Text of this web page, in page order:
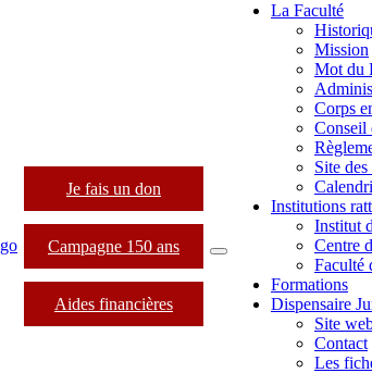
Je fais un don
Campagne 150 ans
Aides financières
La Faculté
Mission
Mot du
Corps
Conseil
Site
Institutions
Institut
Centre
Faculté
Formations
Dispensaire
Site
Contact
Les